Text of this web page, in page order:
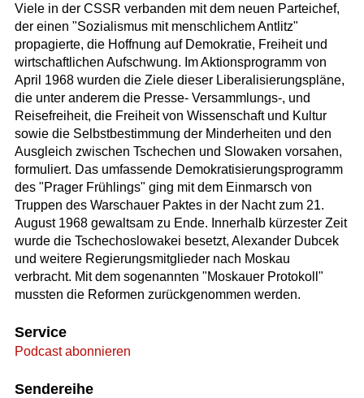
Viele in der CSSR verbanden mit dem neuen Parteichef,
der einen "Sozialismus mit menschlichem Antlitz"
propagierte, die Hoffnung auf Demokratie, Freiheit und
wirtschaftlichen Aufschwung. Im Aktionsprogramm von
April 1968 wurden die Ziele dieser Liberalisierungspläne,
die unter anderem die Presse- Versammlungs-, und
Reisefreiheit, die Freiheit von Wissenschaft und Kultur
sowie die Selbstbestimmung der Minderheiten und den
Ausgleich zwischen Tschechen und Slowaken vorsahen,
formuliert. Das umfassende Demokratisierungsprogramm
des "Prager Frühlings" ging mit dem Einmarsch von
Truppen des Warschauer Paktes in der Nacht zum 21.
August 1968 gewaltsam zu Ende. Innerhalb kürzester Zeit
wurde die Tschechoslowakei besetzt, Alexander Dubcek
und weitere Regierungsmitglieder nach Moskau
verbracht. Mit dem sogenannten "Moskauer Protokoll"
mussten die Reformen zurückgenommen werden.
Service
Podcast abonnieren
Sendereihe